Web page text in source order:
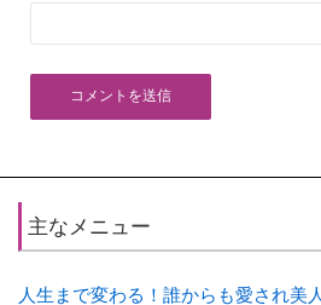
主なメニュー
人生まで変わる！誰からも愛され美